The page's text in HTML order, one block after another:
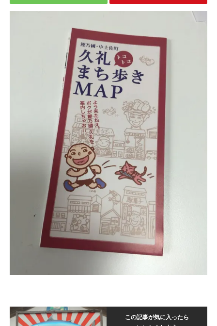
この記事が気に入ったら